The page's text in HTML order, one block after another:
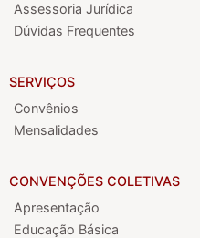
Assessoria Jurídica
Dúvidas Frequentes
SERVIÇOS
Convênios
Mensalidades
CONVENÇÕES COLETIVAS
Apresentação
Educação Básica